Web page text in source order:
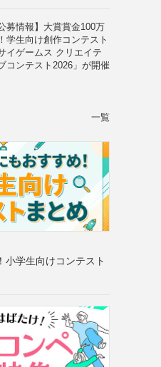
公募情報】大賞賞金100万
学生向け創作コンテスト
サイゲームス クリエイテ
コンテスト2026」が開催
一覧
小学生向けコンテスト